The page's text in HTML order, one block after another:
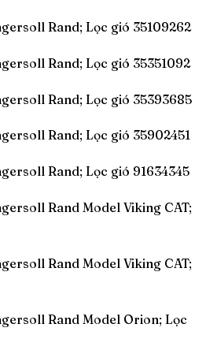
Rand; Lọc gió 35109262
Rand; Lọc gió 35351092
Rand; Lọc gió 35393685
Rand; Lọc gió 35902451
Rand; Lọc gió 91634345
Rand Model Viking CAT;
Rand Model Viking CAT;
Rand Model Orion; Lọc